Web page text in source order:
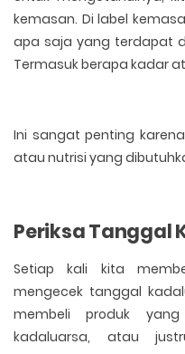
kemasan. Di label
apa saja yang terdapat
Termasuk berapa kadar
Ini sangat penting
atau nutrisi yang
Periksa Tanggal
Setiap kali kita
mengecek tanggal
membeli produk
kadaluarsa, atau